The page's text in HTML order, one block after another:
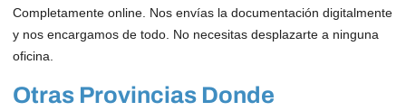
Completamente online. Nos envías la documentación digitalmente
y nos encargamos de todo. No necesitas desplazarte a ninguna
oficina.
Otras Provincias Donde